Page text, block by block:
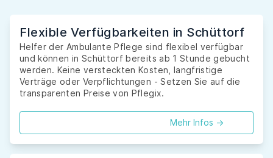
Flexible Verfügbarkeiten in Schüttorf
Helfer der Ambulante Pflege sind flexibel verfügbar
und können in Schüttorf bereits ab 1 Stunde gebucht
werden. Keine versteckten Kosten, langfristige
Verträge oder Verpflichtungen - Setzen Sie auf die
transparenten Preise von Pflegix.
Mehr Infos ->